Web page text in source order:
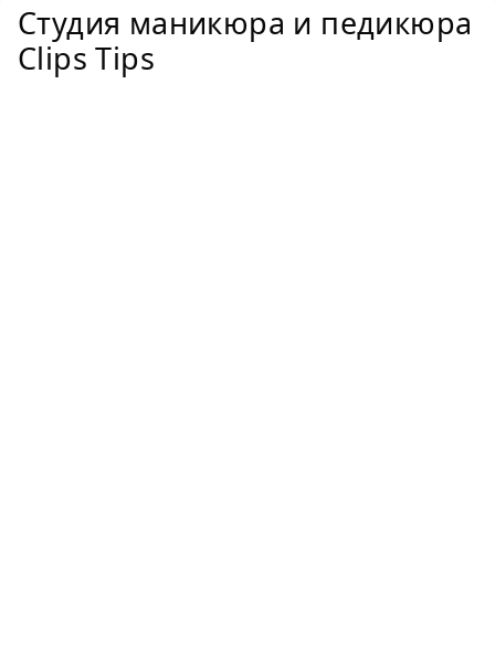
Студия маникюра и педикюра
Clips Tips